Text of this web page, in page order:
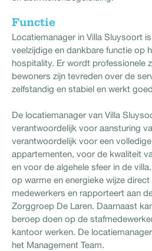
Functie
Locatiemanager in Villa Sluysoort
veelzijdige en dankbare functie op
hospitality. Er wordt professionele
bewoners zijn tevreden over de
zelfstandig en stabiel en werkt
De locatiemanager van Villa
verantwoordelijk voor aansturing
verantwoordelijk voor een
appartementen, voor de kwaliteit
en voor de algehele sfeer in de
op warme en energieke wijze
medewerkers en rapporteert aan
Zorggroep De Laren. Daarnaast
beroep doen op de
kantoor werken. De
het Management Team.